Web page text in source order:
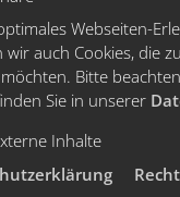
Webseiten-
auch Cookies, die
Bitte
Sie in unserer
Inhalte